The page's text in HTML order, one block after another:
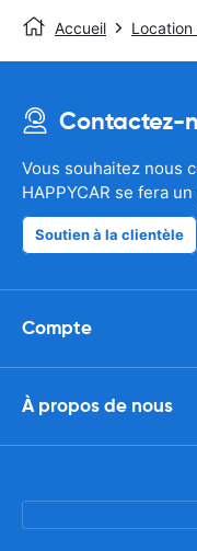
Accueil
Contactez-
Vous souhaitez nous
HAPPYCAR se fera
Soutien à la clientèle
Compte
À propos de nous